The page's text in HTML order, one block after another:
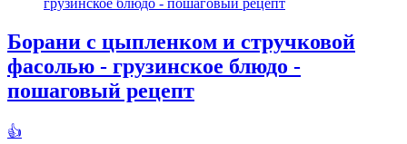
Борани с цыпленком и стручковой
фасолью - грузинское блюдо -
пошаговый рецепт
👍